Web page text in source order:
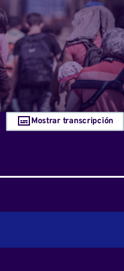
Mostrar transcripción